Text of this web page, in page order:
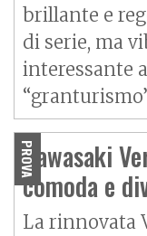
brillante e
di serie, ma
interessante
PROVA
Kawasaki
comoda e
La rinnovata